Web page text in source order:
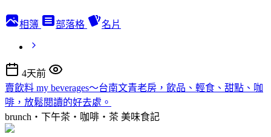
相簿 部落格 名片
4天前
賣飲料 my beverages～台南文青老房，飲品、輕食、甜點、咖
啡，放鬆閱讀的好去處。
brunch‧下午茶‧咖啡‧茶 美味食記